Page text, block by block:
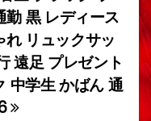
勤 黒 レディース
リュックサッ
遠足 プレゼント
中学生 かばん 通